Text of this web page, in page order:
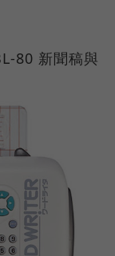
80 新聞稿與